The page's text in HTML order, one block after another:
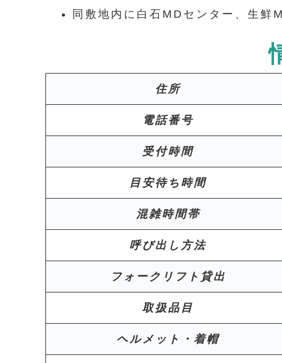
同敷地内に白石MDセンター、生鮮
住所
電話番号
受付時間
目安待ち時間
混雑時間帯
呼び出し方法
フォークリフト貸出
取扱品目
ヘルメット・着帽